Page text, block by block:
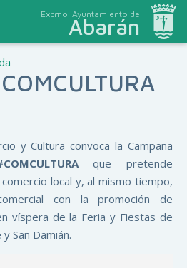
Excmo. Ayuntamiento de
Abarán
y Cultura convoca la Campaña
que pretende
local y, al mismo tiempo,
con la promoción de
víspera de la Feria y Fiestas de
San Damián.